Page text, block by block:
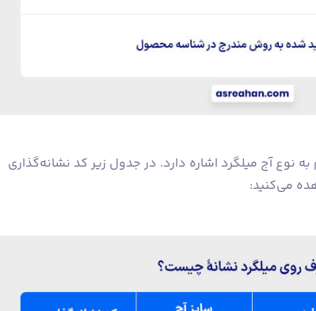
نوع آج میلگرد اشاره دارد. در جدول زیر کد نشانه‌گذاری
می‌کنید: